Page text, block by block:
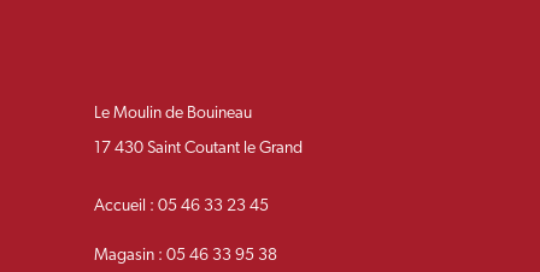
Le Moulin de Bouineau
17 430 Saint Coutant le Grand
Accueil : 05 46 33 23 45
Magasin : 05 46 33 95 38